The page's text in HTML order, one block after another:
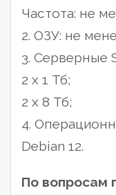
Частота: не
2. ОЗУ: не
3. Серверные
2 x 1 Тб;
2 x 8 Тб;
4.
Debian 12.
По вопросам